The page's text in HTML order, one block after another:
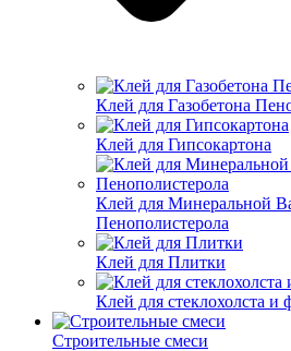
Клей для Газобетона
Клей для Гипсокартона
Клей для Минеральной
Пенополистерола
Клей для Плитки
Клей для стеклохолста и
Строительные смеси